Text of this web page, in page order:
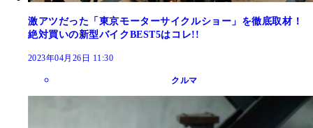
激アツだった「東京モーターサイクルショー」を徹底取材！
絶対買いの新型バイクBEST5はコレ!!
2023年04月26日 11:30
クルマ